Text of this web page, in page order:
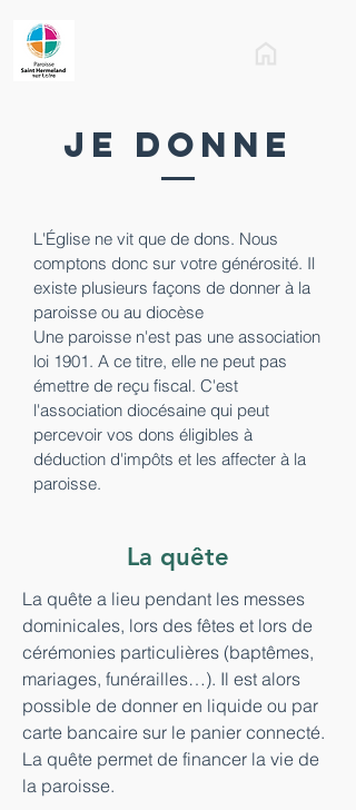
Je donne
L'Église ne vit que de dons. Nous
comptons donc sur votre générosité. Il
existe plusieurs façons de donner à la
paroisse ou au diocèse
Une paroisse n'est pas une association
loi 1901. A ce titre, elle ne peut pas
émettre de reçu fiscal. C'est
l'association diocésaine qui peut
percevoir vos dons éligibles à
déduction d'impôts et les affecter à la
paroisse.
La quête
La quête a lieu pendant les messes
dominicales, lors des fêtes et lors de
cérémonies particulières (baptêmes,
mariages, funérailles…). Il est alors
possible de donner en liquide ou par
carte bancaire sur le panier connecté.
La quête permet de financer la vie de
la paroisse.